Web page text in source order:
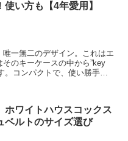
使い方も【4年愛用】
一無二のデザイン。これはエ
のキーケースの中から”key
。コンパクトで、使い勝手が
ホワイトハウスコックス
ベルトのサイズ選び